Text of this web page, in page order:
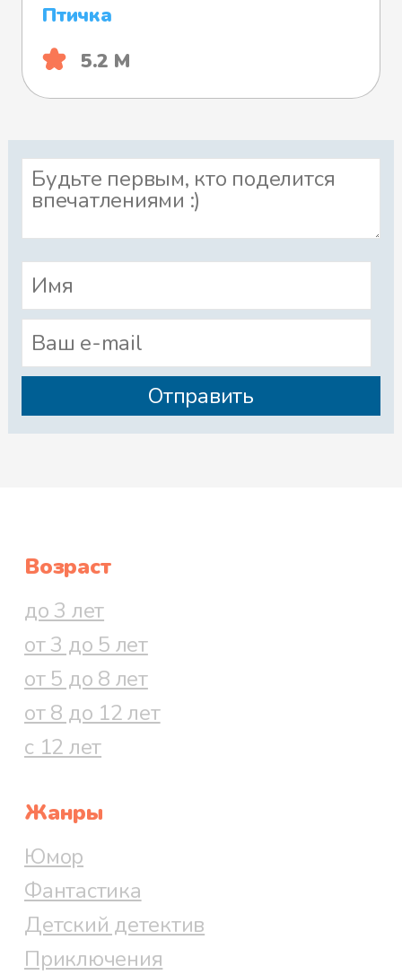
Птичка
5.2 М
Возраст
до 3 лет
от 3 до 5 лет
от 5 до 8 лет
от 8 до 12 лет
с 12 лет
Жанры
Юмор
Фантастика
Детский детектив
Приключения